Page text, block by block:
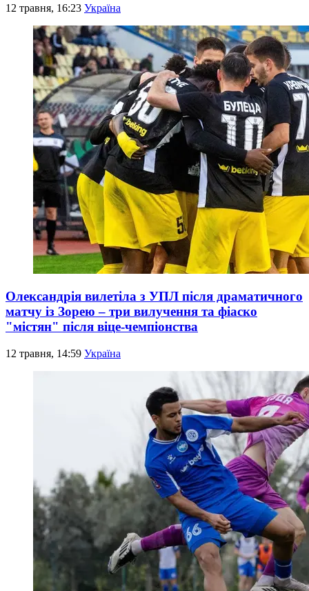
12 травня, 16:23 Україна
Олександрія вилетіла з УПЛ після драматичного
матчу із Зорею – три вилучення та фіаско
"містян" після віце-чемпіонства
12 травня, 14:59 Україна